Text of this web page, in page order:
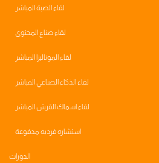
لقاء الصبة المباشر
لقاء صناع المحتوى
لقاء الموناليزا المباشر
لقاء الذكاء الصناعي المباشر
لقاء اسماك القرش المباشر
استشاره فرديه مدفوعة
الدورات